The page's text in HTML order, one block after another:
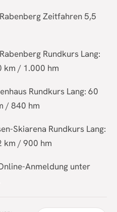
Zeitfahren 5,5
Rundkurs Lang:
km / 1.000 hm
Rundkurs Lang: 60
/ 840 hm
Skiarena Rundkurs Lang:
km / 900 hm
Anmeldung unter